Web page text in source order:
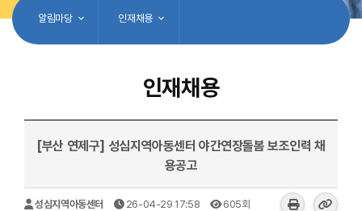
알림마당 인재채용
인재채용
[부산 연제구] 성심지역아동센터 야간연장돌봄 보조인력 채
용공고
성심지역아동센터 26-04-29 17:58 605회